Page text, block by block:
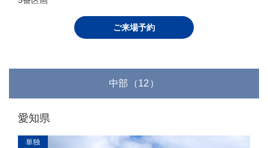
ご来場予約
中部（12）
愛知県
単独